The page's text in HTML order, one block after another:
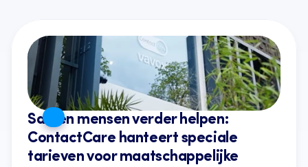
Samen mensen verder helpen:
ContactCare hanteert speciale
tarieven voor maatschappelijke